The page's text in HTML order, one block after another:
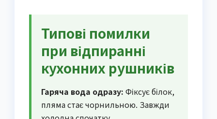
Типові помилки
при відпиранні
кухонних рушників
Гаряча вода одразу: Фіксує білок,
пляма стає чорнильною. Завжди